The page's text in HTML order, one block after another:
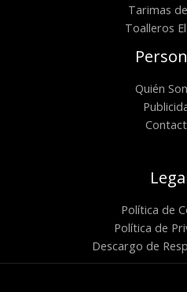
Tarimas
Toalleros
Quién
Política de
Política de
Descargo de